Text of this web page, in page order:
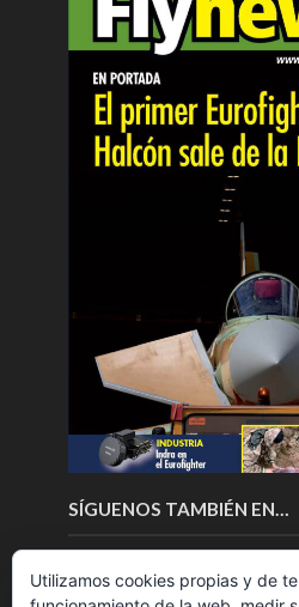
SÍGUENOS TAMBIÉN EN…
Utilizamos cookies propias y de